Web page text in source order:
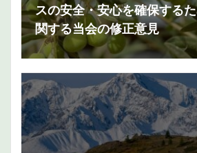
スの安全・安心を確保する
関する当会の修正意見